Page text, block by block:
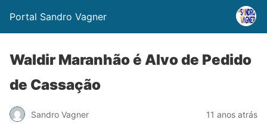
Portal Sandro Vagner
Waldir Maranhão é Alvo de Pedido
de Cassação
Sandro Vagner 11 anos atrás